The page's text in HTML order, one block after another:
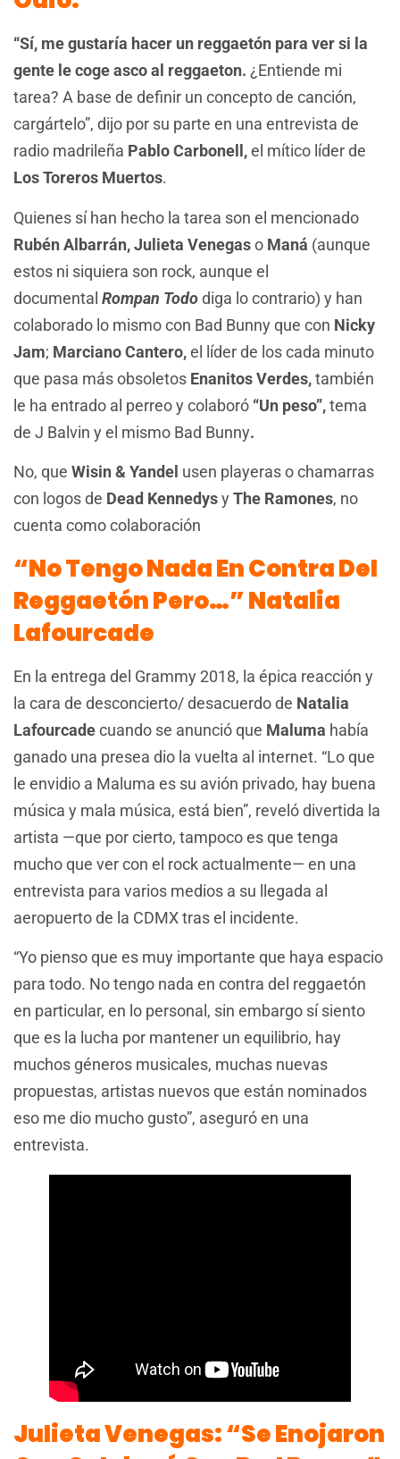
“Sí, me gustaría hacer un reggaetón para ver si la
gente le coge asco al reggaeton. ¿Entiende mi
tarea? A base de definir un concepto de canción,
cargártelo”, dijo por su parte en una entrevista de
radio madrileña Pablo Carbonell,el mítico líder de
Los Toreros Muertos.
Quienes sí han hecho la tarea son el mencionado
Rubén Albarrán, Julieta Venegaso Maná (aunque
estos ni siquiera son rock, aunque el
documental Rompan Tododiga lo contrario) y han
colaborado lo mismo con Bad Bunny que con Nicky
Jam; Marciano Cantero,el líder de los cada minuto
que pasa más obsoletos Enanitos Verdes,también
le ha entrado al perreo y colaboró “Un peso”,tema
de J Balvin y el mismo Bad Bunny.
No, que Wisin & Yandel usen playeras o chamarras
con logos de Dead KennedysyThe Ramones, no
cuenta como colaboración
“No Tengo Nada En Contra Del
Reggaetón Pero…” Natalia
Lafourcade
En la entrega del Grammy 2018, la épica reacción y
la cara de desconcierto/ desacuerdo de Natalia
Lafourcadecuando se anunció que Maluma había
ganado una presea dio la vuelta al internet. “Lo que
le envidio a Maluma es su avión privado, hay buena
música y mala música, está bien”, reveló divertida la
artista —que por cierto, tampoco es que tenga
mucho que ver con el rock actualmente— en una
entrevista para varios medios a su llegada al
aeropuerto de la CDMX tras el incidente.
“Yo pienso que es muy importante que haya espacio
para todo. No tengo nada en contra del reggaetón
en particular, en lo personal, sin embargo sí siento
que es la lucha por mantener un equilibrio, hay
muchos géneros musicales, muchas nuevas
propuestas, artistas nuevos que están nominados
eso me dio mucho gusto”, aseguró en una
entrevista.
Julieta Venegas: “Se Enojaron